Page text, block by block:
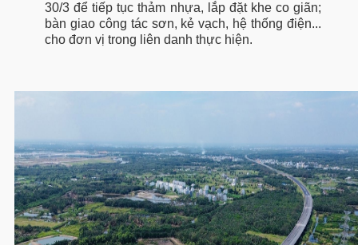
30/3 để tiếp tục thảm nhựa, lắp đặt khe co giãn;
bàn giao công tác sơn, kẻ vạch, hệ thống điện...
cho đơn vị trong liên danh thực hiện.